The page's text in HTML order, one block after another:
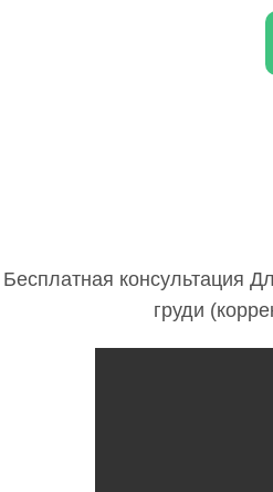
Бесплатная консультация
груди